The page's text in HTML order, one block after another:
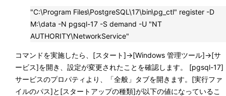
"C:\Program Files\PostgreSQL\17\bin\pg_ctl" register -D
M:\data -N pgsql-17 -S demand -U "NT
AUTHORITY\NetworkService"
コマンドを実施したら、[スタート]→[Windows 管理ツール]→[サ
ービス]を開き、設定が変更されたことを確認します。 [pgsql-17]
サービスのプロパティより、「全般」タブを開きます。[実行ファ
イルのパス]と[スタートアップの種類]が以下の値になっているこ